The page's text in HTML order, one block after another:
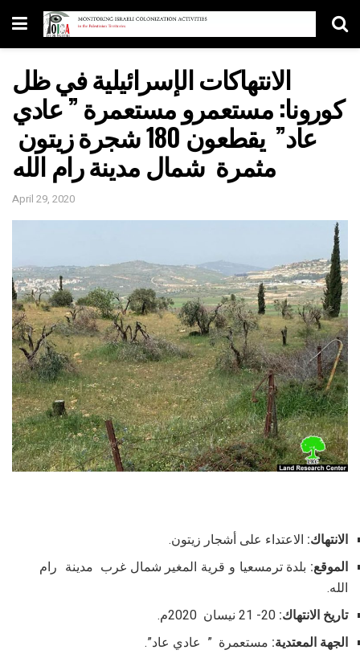
الانتهاكات الإسرائيلية في ظل
كورونا: مستعمرو مستعمرة ” عادي
عاد” يقطعون 180 شجرة زيتون
مثمرة شمال مدينة رام الله
April 29, 2020
الانتهاك: الاعتداء على أشجار زيتون.
الموقع: بلدة ترمسعيا و قرية المغير شمال غرب مدينة رام
الله.
تاريخ الانتهاك:
الجهة المعتدية: مستعمرة ” عادي عاد”.